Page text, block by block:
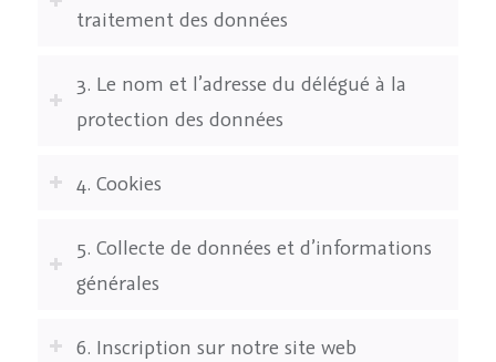
traitement des données
3. Le nom et l’adresse du délégué à la
protection des données
4. Cookies
5. Collecte de données et d’informations
générales
6. Inscription sur notre site web